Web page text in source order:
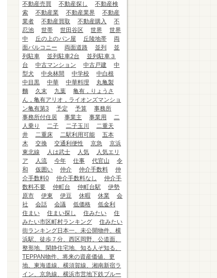
不動産売買
不動産探し
不動産検
索
不動産業 不動産業界
不動産
業者
不動産買取 不動産購入
不
忍池
世帯 世田谷区 世界
世界
中
丘の上のパン屋 丘陵地帯
両
面バルコニー
両面道路 並列
並
列駐車
並列駐車2台
並列駐車３
台
中古マンション 中古戸建
中
型犬
中央林間 中学校
中白根
中目黒
中華 中華料理
丸亀製
麵
久末 九葉
亀有，りょうさ
ん，亀有アリオ，ライオンズマンショ
ン亀有第3
予定 予算
事務所
事務所付住居
事業主 事業用
二
人乗り
二子 二子玉川
二重天
井
二重床 二駅利用可能
五本
木
交換 交通利便性 京急
京浜
東北線
人は武士 人気
人気エリ
ア
人流 今年 仕事 代官山
令
和
仮囲い 仲介 仲介手数料
仲
介手数料0
仲介手数料なし
仲介手
数料不要
仲町台 仲町台駅
伊勢
原市
伊東 伊豆 休暇 休業
会
社
会話 会議 低価格
低金利
住まい
住まい探し 住みたい
住
みたい市区町村ランキング
住みたい
街ランキング日本一、未公開物件、横
浜駅、徒歩７分、西区岡野、公道面、
整形地、閑静住宅地、知る人ぞ知る、
TEPPAN物件、将来の資産価値、更
地、東海道線、横須賀線、湘南新宿ラ
イン、京急線、横浜市営地下鉄ブルー